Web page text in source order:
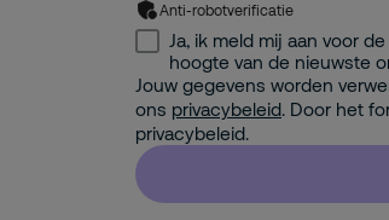
Anti-robotverificatie
Ja, ik meld mij aan voor
hoogte van de nieuwste
Jouw gegevens worden
ons privacybeleid. Door het
privacybeleid.